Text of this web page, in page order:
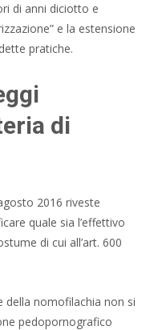
di anni diciotto e
e la estensione
pratiche.
di
2016 riveste
quale sia l’effettivo
di cui all’art. 600
della nomofilachia non si
pedopornografico